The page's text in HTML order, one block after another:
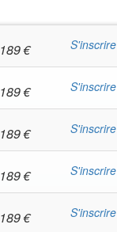
189€ S'inscrire
189€ S'inscrire
189€ S'inscrire
189€ S'inscrire
189€ S'inscrire